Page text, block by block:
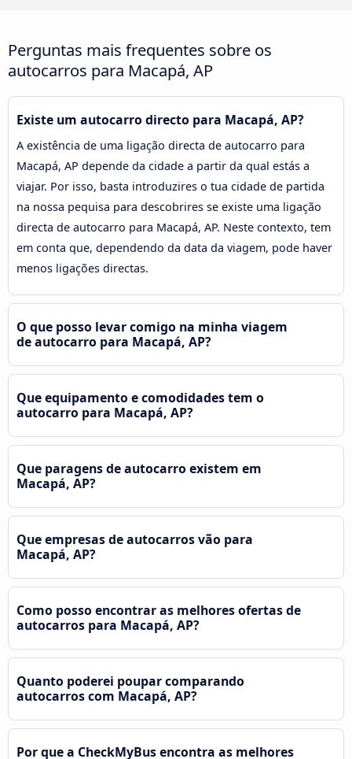
Perguntas mais frequentes sobre os
autocarros para Macapá, AP
Existe um autocarro directo para Macapá, AP?
A existência de uma ligação directa de autocarro para
Macapá, AP depende da cidade a partir da qual estás a
viajar. Por isso, basta introduzires o tua cidade de partida
na nossa pequisa para descobrires se existe uma ligação
directa de autocarro para Macapá, AP. Neste contexto, tem
em conta que, dependendo da data da viagem, pode haver
menos ligações directas.
O que posso levar comigo na minha viagem
de autocarro para Macapá, AP?
Que equipamento e comodidades tem o
autocarro para Macapá, AP?
Que paragens de autocarro existem em
Macapá, AP?
Que empresas de autocarros vão para
Macapá, AP?
Como posso encontrar as melhores ofertas de
autocarros para Macapá, AP?
Quanto poderei poupar comparando
autocarros com Macapá, AP?
Por que a CheckMyBus encontra as melhores